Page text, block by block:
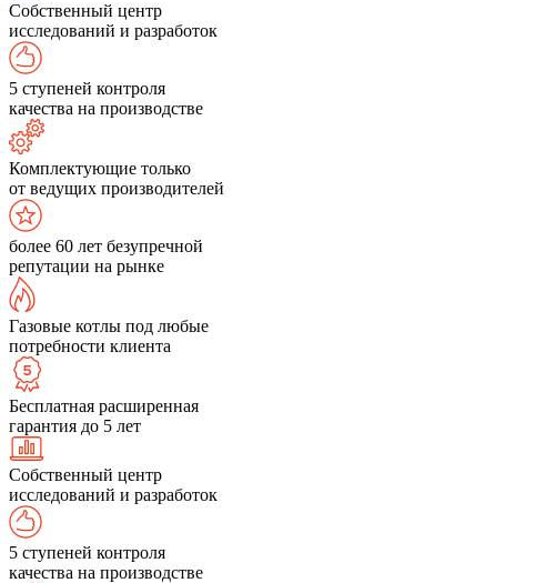
Собственный центр
исследований и разработок
5 ступеней контроля
качества на производстве
Комплектующие только
от ведущих производителей
более 60 лет безупречной
репутации на рынке
Газовые котлы под любые
потребности клиента
Бесплатная расширенная
гарантия до 5 лет
Собственный центр
исследований и разработок
5 ступеней контроля
качества на производстве